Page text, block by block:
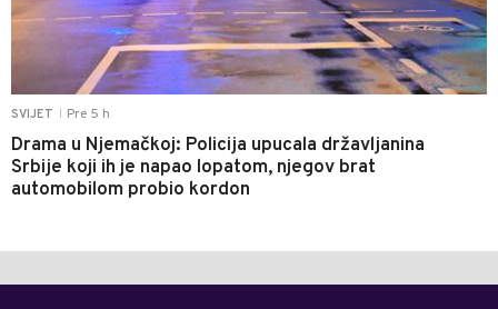
SVIJET Pre 5 h
Drama u Njemačkoj: Policija upucala državljanina
Srbije koji ih je napao lopatom, njegov brat
automobilom probio kordon